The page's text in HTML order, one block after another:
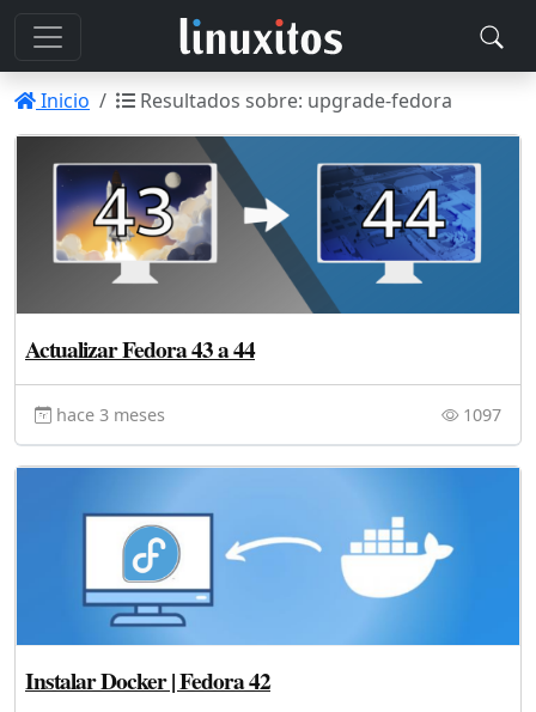
Inicio Resultados sobre: upgrade-fedora
Actualizar Fedora 43 a 44
hace 3 meses 1097
Instalar Docker | Fedora 42